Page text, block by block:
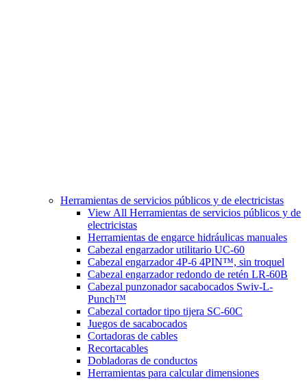
Herramientas de servicios públicos y de electricistas
View All Herramientas de servicios públicos y de
electricistas
Herramientas de engarce hidráulicas manuales
Cabezal engarzador utilitario UC-60
Cabezal engarzador 4P-6 4PIN™, sin troquel
Cabezal engarzador redondo de retén LR-60B
Cabezal punzonador sacabocados Swiv-L-
Punch™
Cabezal cortador tipo tijera SC-60C
Juegos de sacabocados
Cortadoras de cables
Recortacables
Dobladoras de conductos
Herramientas para calcular dimensiones